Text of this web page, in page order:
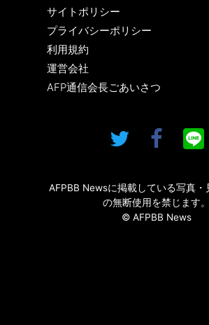
サイトポリシー
プライバシーポリシー
利用規約
運営会社
AFP通信会長ごあいさつ
AFPBB Newsに掲載している写真・
の無断使用を禁じます。
© AFPBB News